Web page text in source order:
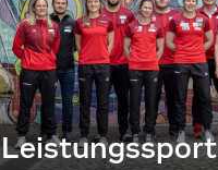
Leistungssport